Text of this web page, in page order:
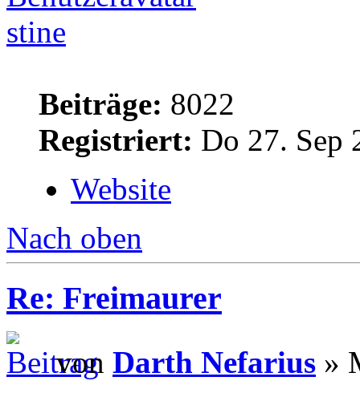
stine
Beiträge: 8022
Registriert: Do 27. Sep
Website
Nach oben
Re: Freimaurer
von Darth Nefarius »